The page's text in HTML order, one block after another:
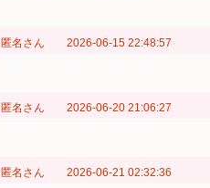
匿名さん 2026-06-15 22:48:57
匿名さん 2026-06-20 21:06:27
匿名さん 2026-06-21 02:32:36